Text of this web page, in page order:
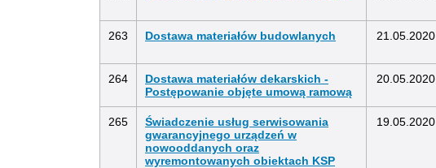
263 Dostawa materiałów budowlanych 21.05.2020
264
Dostawa materiałów dekarskich -
Postępowanie objęte umową ramową
20.05.2020
265
Świadczenie usług serwisowania
gwarancyjnego urządzeń w
nowooddanych oraz
wyremontowanych obiektach KSP
19.05.2020